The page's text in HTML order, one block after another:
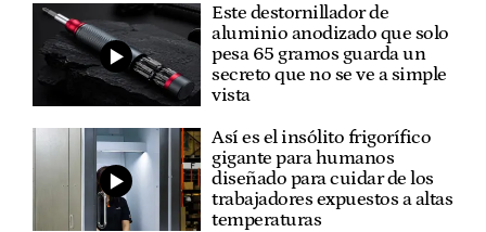
Este destornillador de
aluminio anodizado que solo
pesa 65 gramos guarda un
secreto que no se ve a simple
vista
Así es el insólito frigorífico
gigante para humanos
diseñado para cuidar de los
trabajadores expuestos a altas
temperaturas